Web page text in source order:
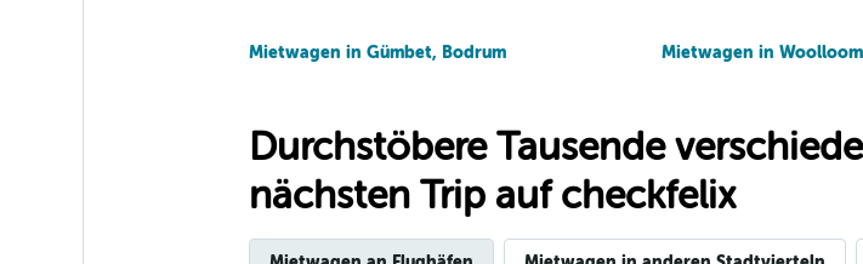
1 Standort
Silvercar
Preise prüfen
Mietwagen in Gümbet, Bodrum Mietwagen in
Durchstöbere Tausende
nächsten Trip auf checkfelix